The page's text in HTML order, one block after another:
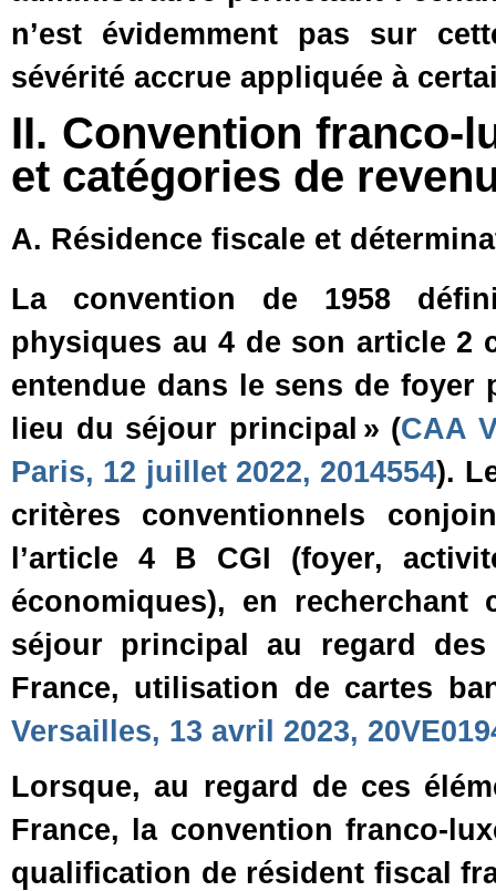
n’est évidemment pas sur
sévérité accrue appliquée à
II. Convention
et catégories de
A. Résidence fiscale et
La convention de 1958
physiques au 4 de son article 2
entendue dans le sens de foyer
lieu du séjour principal » (CAA
Paris, 12 juillet 2022, 2014554).
critères conventionnels
l’article 4 B CGI (foyer,
économiques), en
séjour principal au regard
France, utilisation de cartes
Versailles, 13 avril 2023,
Lorsque, au regard de ces
France, la convention
qualification de résident fiscal